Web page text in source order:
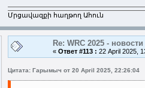
Մրցավազքի հաղթող Ահուն
Re: WRC 2025 -
« Ответ #113 : 22 April 2025,
Цитата: Гарымыч от 20 April 2025, 22:26:04